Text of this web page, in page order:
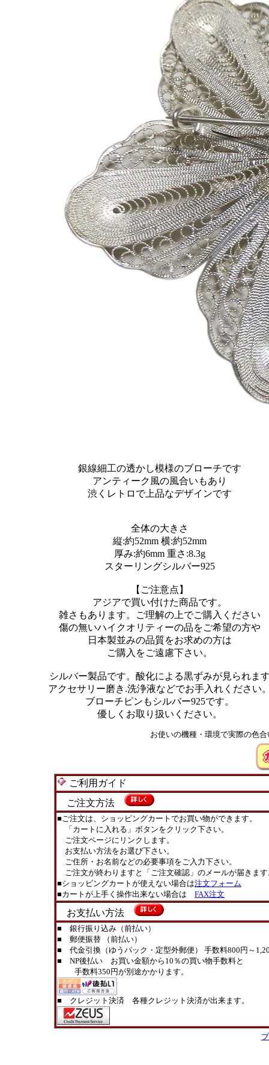
銀線細工の透かし模様のブローチです
アンティーク風の風合いもあり
渋くレトロで上品なデザインです
全体の大きさ
縦:約52mm 横:約52mm
厚み:約6mm 重さ:8.3g
スターリングシルバー925
【ご注意点】
アジアで買い付けた商品です。
雑さもあります。ご理解の上でご購入ください
傷の無いハイクオリティーの品をご希望の方や
日本製並みの品質をお求めの方は
ご購入をご遠慮下さい。
シルバー製品です。酸化による黒ずみが見られま
アクセサリー磨き.洗浄液などでお手入れください
ブローチピンもシルバー925です。
優しくお取り扱いください。
お使いの機種・環境で実際の色
ご利用ガイド
ご注文方法
■ご注文は、ショッピングカートでお買い物ができます。
「カートに入れる」ボタンをクリック下さい。
ご注文ページにリンクします。
お支払い方法をお選び下さい。
ご住所・お名前などの必要事項をご入力下さい。
ご注文が終わりますと「ご注文確認」のメールが届きま
■ショッピングカートが使えない場合は注文フォーム
■カートが上手く操作出来ない場合は FAX注文
お支払い方法
■ 銀行振り込み（前払い）
■ 郵便振替 （前払い）
■ 代金引換（ゆうパック・定型外郵便） 手数料800円～
■ NP後払い お買い金額から10％の買い物手数料と
手数料350円が別途かかります。
■ クレジット決済 各種クレジット決済が出来ます。